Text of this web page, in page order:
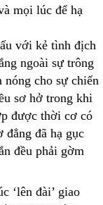
mọi lúc để hạ
với kẻ tình địch
ngoài sự trông
cho sự chiến
sơ hở trong khi
được thời cơ có
đẳng đã hạ gục
đều phải gờm
‘lên đài’ giao